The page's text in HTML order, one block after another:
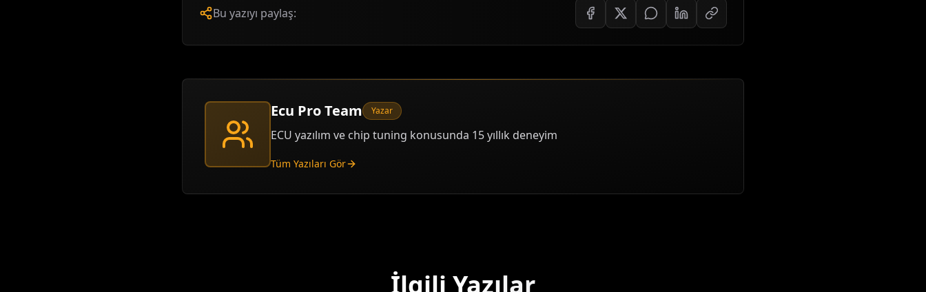
Bu yazıyı paylaş:
Ecu Pro Team Yazar
ECU yazılım ve chip tuning konusunda 15 yıllık deneyim
Tüm Yazıları Gör
İlgili Yazılar